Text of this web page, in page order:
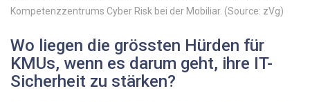
Kompetenzzentrums Cyber Risk bei der Mobiliar. (Source: zVg)
Wo liegen die grössten Hürden für
KMUs, wenn es darum geht, ihre IT-
Sicherheit zu stärken?